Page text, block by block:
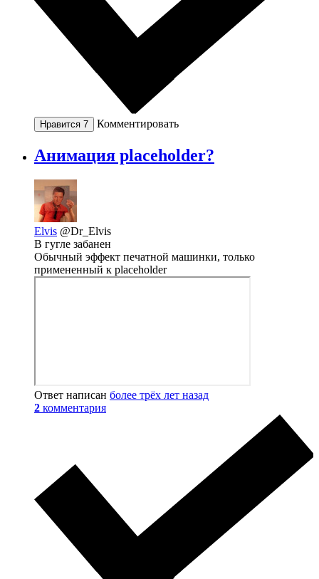
Нравится 7 Комментировать
Анимация placeholder?
Elvis @Dr_Elvis
В гугле забанен
Обычный эффект печатной машинки, только
примененный к placeholder
Ответ написан более трёх лет назад
2 комментария